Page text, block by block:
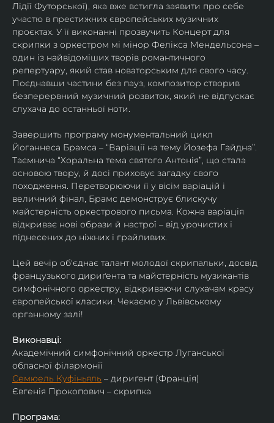
Лідії Футорської), яка вже встигла заявити про себе
участю в престижних європейських музичних
проєктах. У її виконанні прозвучить Концерт для
скрипки з оркестром мі мінор Фелікса Мендельсона –
один із найвідоміших творів романтичного
репертуару, який став новаторським для свого часу.
Поєднавши частини без пауз, композитор створив
безперервний музичний розвиток, який не відпускає
слухача до останньої ноти.
Завершить програму монументальний цикл
Йоганнеса Брамса – “Варіації на тему Йозефа Гайдна”.
Таємнича “Хоральна тема святого Антонія”, що стала
основою твору, й досі приховує загадку свого
походження. Перетворюючи її у вісім варіацій і
величний фінал, Брамс демонструє блискучу
майстерність оркестрового письма. Кожна варіація
відкриває нові образи й настрої – від урочистих і
піднесених до ніжних і грайливих.
Цей вечір об'єднає талант молодої скрипальки, досвід
французького дириґента та майстерність музикантів
симфонічного оркестру, відкриваючи слухачам красу
європейської класики. Чекаємо у Львівському
органному залі!
Виконавці:
Академічний симфонічний оркестр Луганської
обласної філармонії
Семюель Куфіньяль – дириґент (Франція)
Євгенія Прокопович – скрипка
Програма: